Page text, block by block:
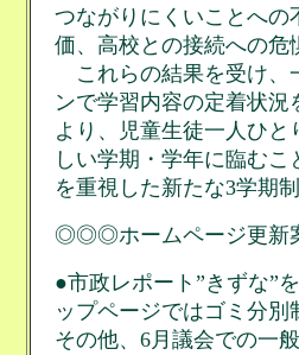
つながりにくいことへの
価、高校との接続への危
これらの結果を受け、
ンで学習内容の定着状
より、児童生徒一人ひ
しい学期・学年に臨む
を重視した新たな3学期
◎◎◎ホームページ更
●市政レポート”きずな”
ップページではゴミ分
その他、6月議会での一